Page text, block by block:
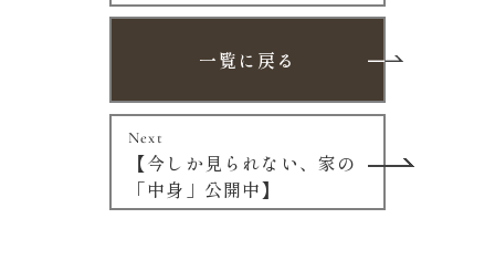
一覧に戻る
Next
【今しか見られない、家の
「中身」公開中】